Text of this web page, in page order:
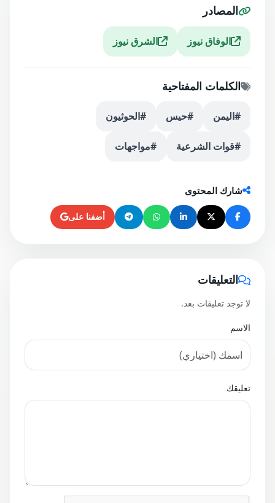
المصادر
الوفاق نيوز الشرق نيوز
الكلمات المفتاحية
#اليمن #حيس #الحوثيون
#قوات الشرعية #مواجهات
شارك المحتوى
أضفنا على
التعليقات
لا توجد تعليقات بعد.
الاسم
تعليقك